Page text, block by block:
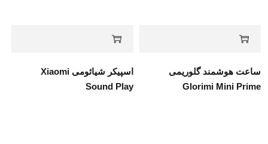
ساعت هوشمند گلوریمی
Glorimi Mini Prime
اسپیکر شیائومی Xiaomi
Sound Play